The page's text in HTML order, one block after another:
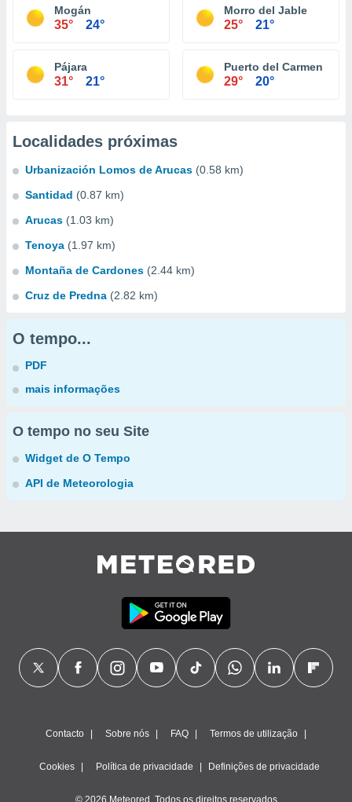
Mogán
35° 24°
Morro del Jable
25° 21°
Pájara
31° 21°
Puerto del Carmen
29° 20°
Localidades próximas
Urbanización Lomos de Arucas (0.58 km)
Santidad (0.87 km)
Arucas (1.03 km)
Tenoya (1.97 km)
Montaña de Cardones (2.44 km)
Cruz de Predna (2.82 km)
O tempo...
PDF
mais informações
O tempo no seu Site
Widget de O Tempo
API de Meteorologia
Contacto Sobre nós FAQ Termos de utilização
Cookies Política de privacidade Definições de privacidade
© 2026 Meteored. Todos os direitos reservados